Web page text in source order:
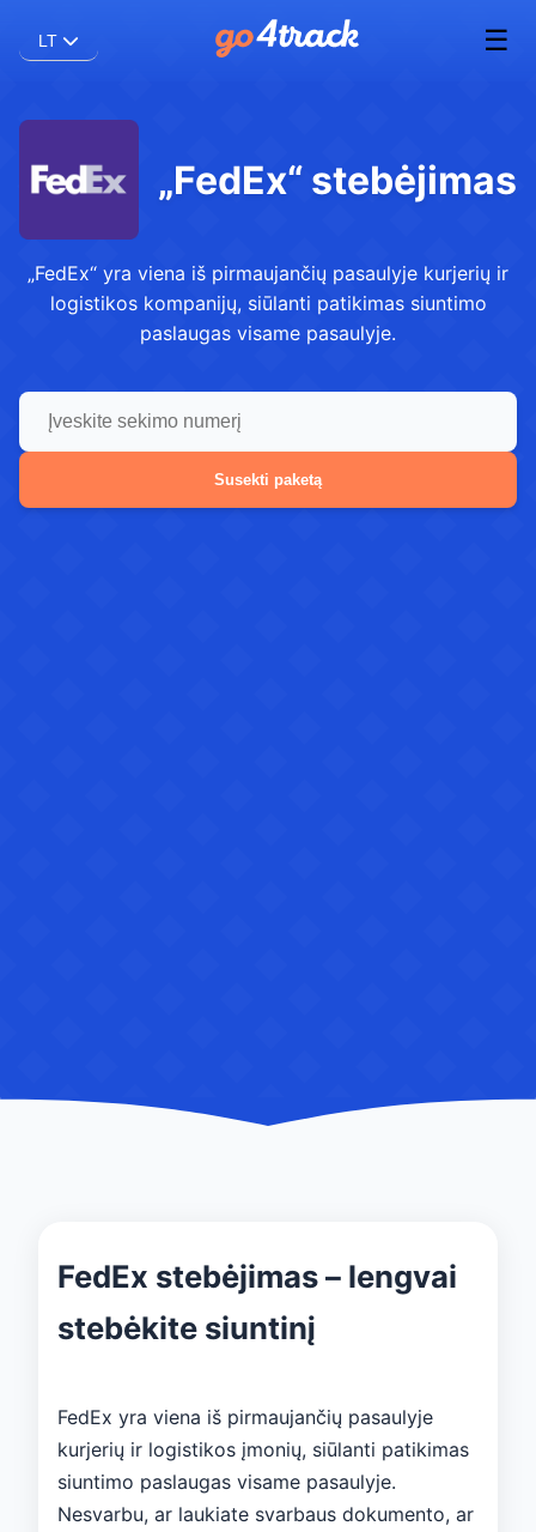
LT ☰
„FedEx“ stebėjimas
„FedEx“ yra viena iš pirmaujančių pasaulyje kurjerių ir
logistikos kompanijų, siūlanti patikimas siuntimo
paslaugas visame pasaulyje.
Susekti paketą
FedEx stebėjimas – lengvai
stebėkite siuntinį
FedEx yra viena iš pirmaujančių pasaulyje
kurjerių ir logistikos įmonių, siūlanti patikimas
siuntimo paslaugas visame pasaulyje.
Nesvarbu, ar laukiate svarbaus dokumento, ar